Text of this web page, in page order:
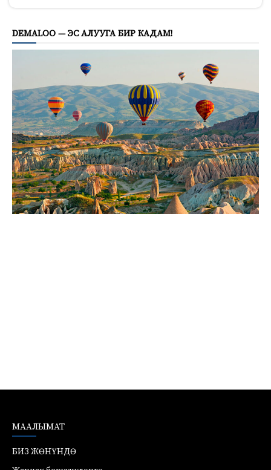
DEMALOO — ЭС АЛУУГА БИР КАДАМ!
МААЛЫМАТ
БИЗ ЖӨНҮНДӨ